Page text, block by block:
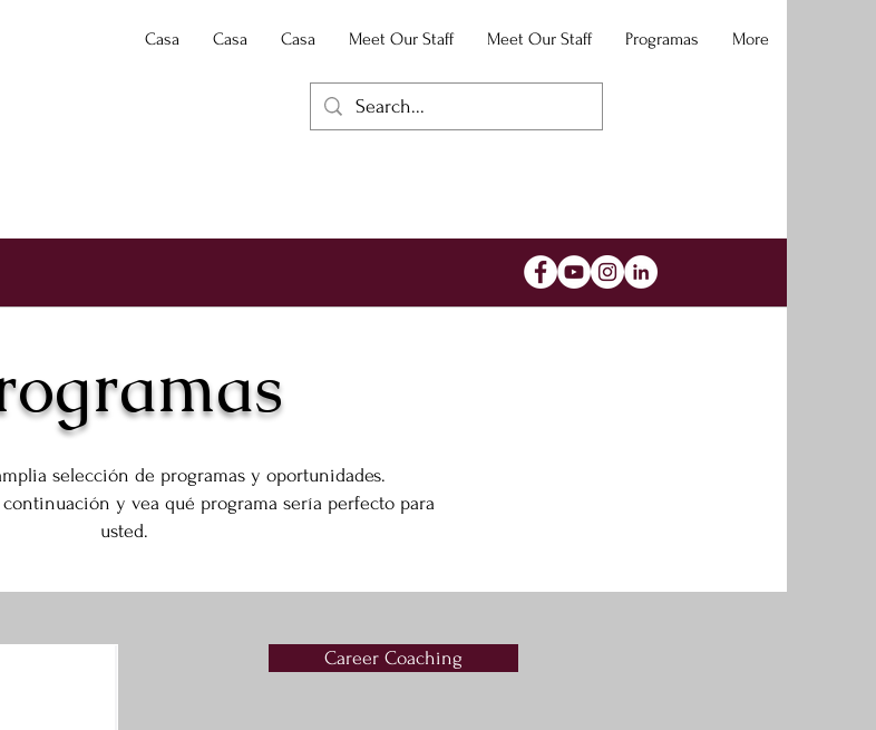
Casa Casa Casa Meet Our Staff Meet Our Staff Programas More
selección de programas y oportunidades.
continuación y vea qué programa sería perfecto para
usted.
Career Coaching